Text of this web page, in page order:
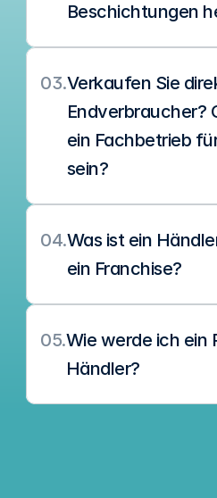
Beschichtungen
03.Verkaufen Sie
Endverbraucher?
ein Fachbetrieb
sein?
04.Was ist ein
ein Franchise?
05.Wie werde ich ein
Händler?